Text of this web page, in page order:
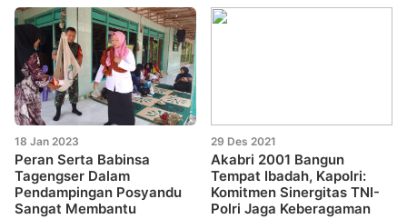
18 Jan 2023
Peran Serta Babinsa
Tagengser Dalam
Pendampingan Posyandu
Sangat Membantu
29 Des 2021
Akabri 2001 Bangun
Tempat Ibadah, Kapolri:
Komitmen Sinergitas TNI-
Polri Jaga Keberagaman